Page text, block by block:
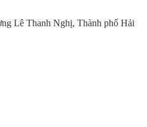
Lê Thanh Nghị, Thành phố Hải